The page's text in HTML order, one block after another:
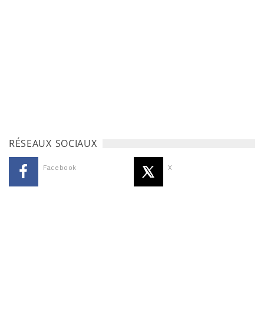
RÉSEAUX SOCIAUX
Facebook X